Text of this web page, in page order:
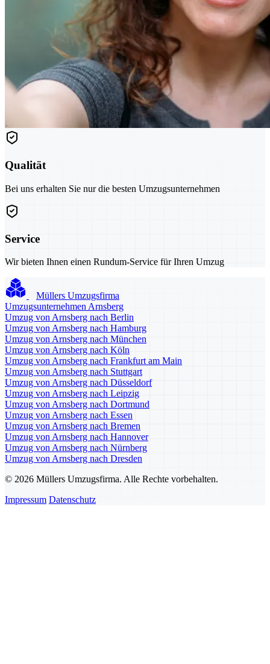
Qualität
Bei uns erhalten Sie nur die besten Umzugsunternehmen
Service
Wir bieten Ihnen einen Rundum-Service für Ihren Umzug
Müllers Umzugsfirma
Umzugsunternehmen Arnsberg
Umzug von Arnsberg nach Berlin
Umzug von Arnsberg nach Hamburg
Umzug von Arnsberg nach München
Umzug von Arnsberg nach Köln
Umzug von Arnsberg nach Frankfurt am Main
Umzug von Arnsberg nach Stuttgart
Umzug von Arnsberg nach Düsseldorf
Umzug von Arnsberg nach Leipzig
Umzug von Arnsberg nach Dortmund
Umzug von Arnsberg nach Essen
Umzug von Arnsberg nach Bremen
Umzug von Arnsberg nach Hannover
Umzug von Arnsberg nach Nürnberg
Umzug von Arnsberg nach Dresden
© 2026 Müllers Umzugsfirma. Alle Rechte vorbehalten.
Impressum Datenschutz